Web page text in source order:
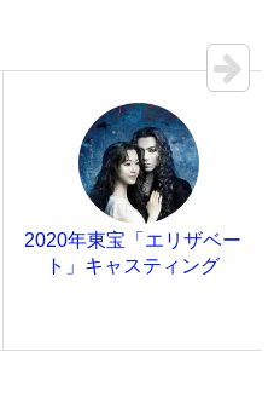
2020年東宝「エリザベー
ト」キャスティング